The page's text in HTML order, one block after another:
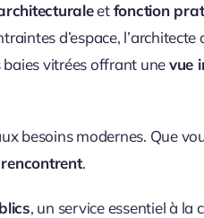
etfonction
d’espace, l’architecte
vitrées offrant unevue
besoins modernes. Que
.
, un service essentiel à la